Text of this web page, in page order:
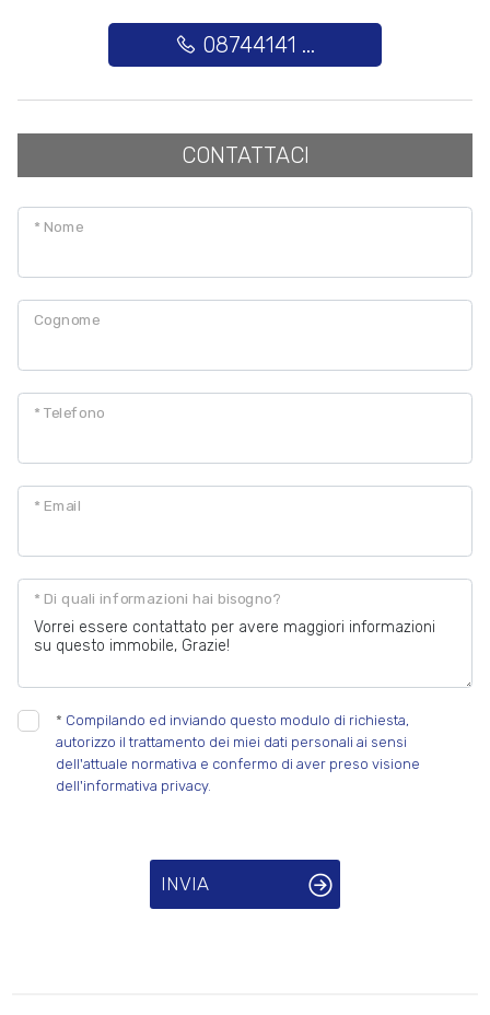
08744141 ...
CONTATTACI
* Nome
Cognome
* Telefono
* Email
* Di quali informazioni hai bisogno?
* Compilando ed inviando questo modulo di richiesta,
autorizzo il trattamento dei miei dati personali ai sensi
dell'attuale normativa e confermo di aver preso visione
dell'informativa privacy.
INVIA
Ascensore
Arredato
Nuova costruzione
Lusso